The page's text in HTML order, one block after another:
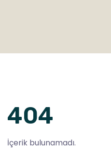
404
İçerik bulunamadı.